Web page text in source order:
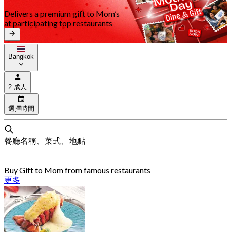
Delivers a premium gift to Mom’s
at participating top restaurants
Bangkok
2 成人
選擇時間
餐廳名稱、菜式、地點
Buy Gift to Mom from famous restaurants
更多